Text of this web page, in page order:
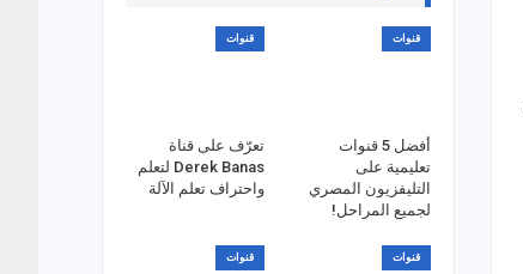
قنوات
أفضل 5 قنوات
تعليمية على
التليفزيون المصري
لجميع المراحل!
قنوات
تعرّف على قناة
Derek Banas لتعلم
واحتراف تعلم الآلة
قنوات قنوات